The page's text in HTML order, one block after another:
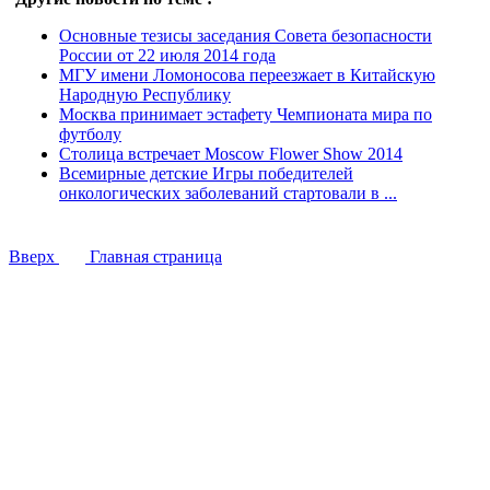
Основные тезисы заседания Совета безопасности
России от 22 июля 2014 года
МГУ имени Ломоносова переезжает в Китайскую
Народную Республику
Москва принимает эстафету Чемпионата мира по
футболу
Столица встречает Moscow Flower Show 2014
Всемирные детские Игры победителей
онкологических заболеваний стартовали в ...
Вверх Главная страница